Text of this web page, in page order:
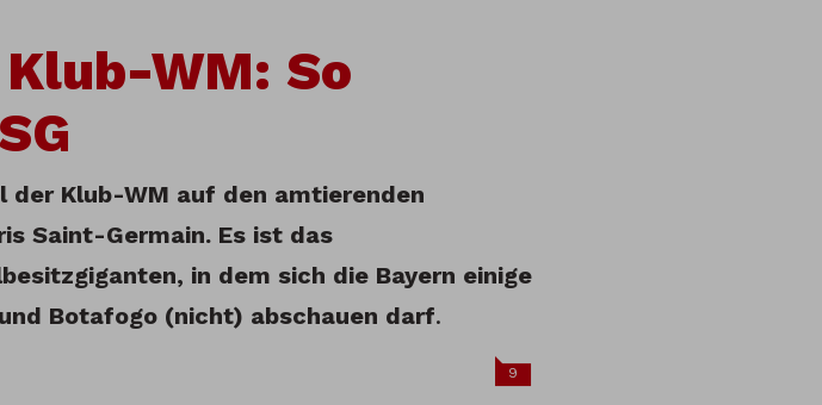
WM: So
der Klub-WM auf den amtierenden
Saint-Germain. Es ist das
in dem sich die Bayern einige
Botafogo (nicht) abschauen darf.
9